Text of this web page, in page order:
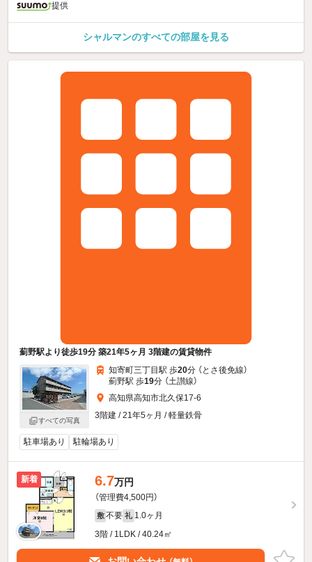
提供
シャルマンのすべての部屋を見る
薊野駅より徒歩19分 築21年5ヶ月 3階建の賃貸物件
すべての写真
知寄町三丁目駅 歩20分 （とさ後免線）
薊野駅 歩19分 （土讃線）
高知県高知市北久保17-6
3階建 / 21年5ヶ月 / 軽量鉄骨
駐車場あり 駐輪場あり
新着 6.7万円
（管理費4,500円）
敷 不要 礼 1.0ヶ月
3階 / 1LDK / 40.24㎡